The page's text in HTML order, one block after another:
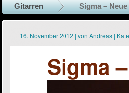
Gitarren Sigma –
16. November 2012 | von Andreas |
Sigma